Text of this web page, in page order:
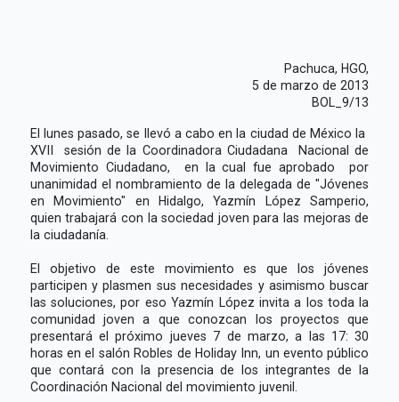
Pachuca, HGO,
5 de marzo de 2013
BOL_9/13
El lunes pasado, se llevó a cabo en la ciudad de México la
XVII sesión de la Coordinadora Ciudadana Nacional de
Movimiento Ciudadano, en la cual fue aprobado por
unanimidad el nombramiento de la delegada de "Jóvenes
en Movimiento" en Hidalgo, Yazmín López Samperio,
quien trabajará con la sociedad joven para las mejoras de
la ciudadanía.
El objetivo de este movimiento es que los jóvenes
participen y plasmen sus necesidades y asimismo buscar
las soluciones, por eso Yazmín López invita a los toda la
comunidad joven a que conozcan los proyectos que
presentará el próximo jueves 7 de marzo, a las 17: 30
horas en el salón Robles de Holiday Inn, un evento público
que contará con la presencia de los integrantes de la
Coordinación Nacional del movimiento juvenil.